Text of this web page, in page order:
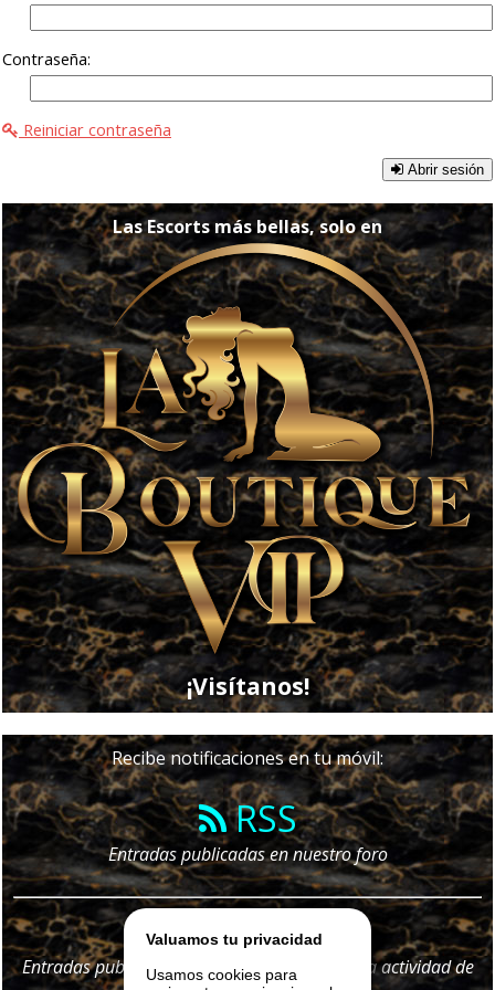
Contraseña:
Reiniciar contraseña
Abrir sesión
Las Escorts más bellas, solo en
¡Visítanos!
Recibe notificaciones en tu móvil:
RSS
Entradas publicadas en nuestro foro
Telegram
Entradas publicadas en nuestro foro y
la actividad de
Valuamos tu privacidad
Usamos cookies para